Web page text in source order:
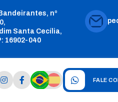
nº
Santa Cecília,
16902-040
FALE